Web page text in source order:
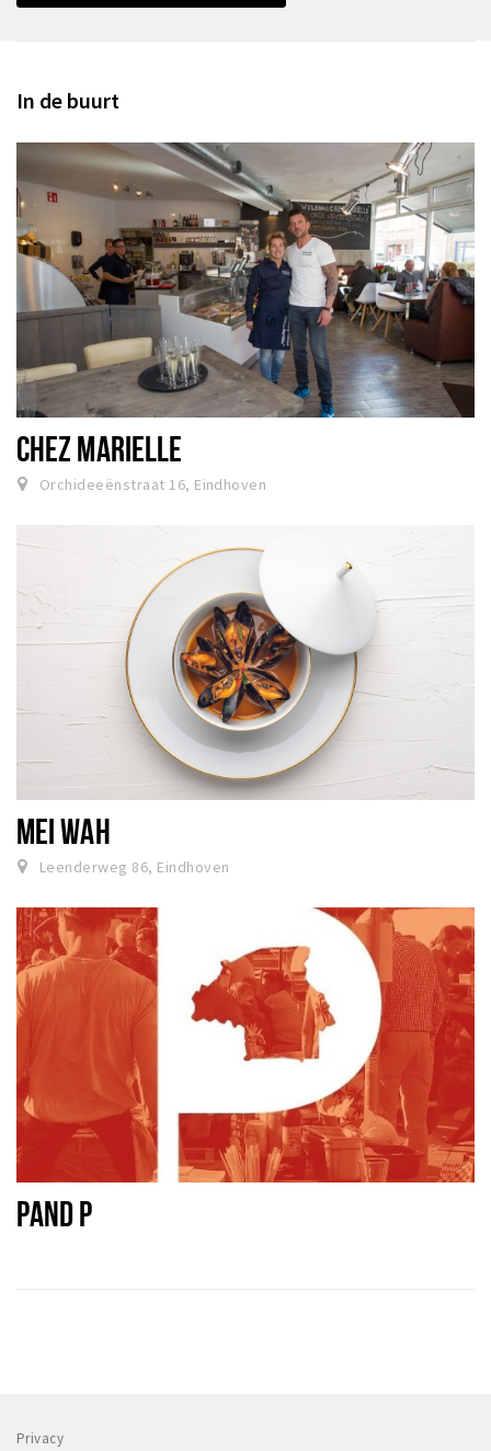
In de buurt
CHEZ MARIELLE
Orchideeënstraat 16, Eindhoven
MEI WAH
Leenderweg 86, Eindhoven
PAND P
Privacy